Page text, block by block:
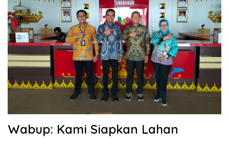
Wabup: Kami Siapkan Lahan